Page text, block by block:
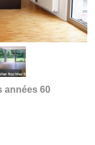
années 60